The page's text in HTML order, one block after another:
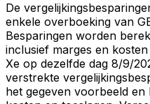
De
enkele overboeking van
Besparingen worden
inclusief marges en
Xe op dezelfde dag 8/9/
verstrekte
het gegeven voorbeeld